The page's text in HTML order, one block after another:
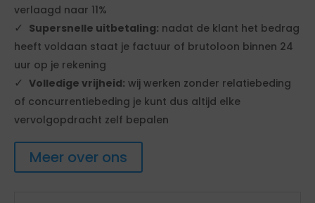
verlaagd naar 11%
Supersnelle uitbetaling: nadat de klant het bedrag
heeft voldaan staat je factuur of brutoloon binnen 24
uur op je rekening
Volledige vrijheid: wij werken zonder relatiebeding
of concurrentiebeding je kunt dus altijd elke
vervolgopdracht zelf bepalen
Meer over ons